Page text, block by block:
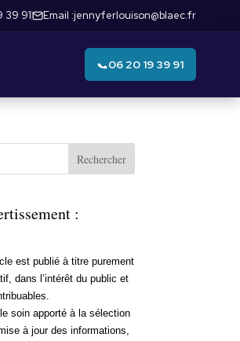
39 91 Email :jennyferlouison@blaec.fr
06 20 19 39 91
Rechercher
:
est publié à titre purement
dans l’intérêt du public et
soin apporté à la sélection
à jour des informations,